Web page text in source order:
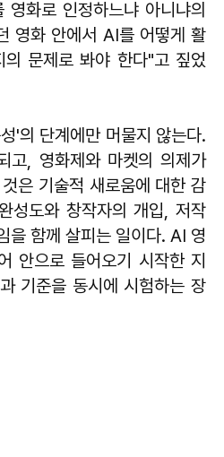
화로 인정하느냐 아니냐의
영화 안에서 AI를 어떻게 활
의 문제로 봐야 한다"고 짚었
'의 단계에만 머물지 않는다.
고, 영화제와 마켓의 의제가
은 기술적 새로움에 대한 감
성도와 창작자의 개입, 저작
을 함께 살피는 일이다. AI 영
안으로 들어오기 시작한 지
기준을 동시에 시험하는 장